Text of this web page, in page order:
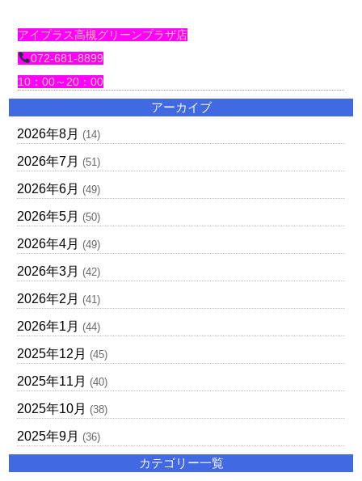
アイプラス高槻グリーンプラザ店
072-681-8899
10：00～20：00
アーカイブ
2026年8月 (14)
2026年7月 (51)
2026年6月 (49)
2026年5月 (50)
2026年4月 (49)
2026年3月 (42)
2026年2月 (41)
2026年1月 (44)
2025年12月 (45)
2025年11月 (40)
2025年10月 (38)
2025年9月 (36)
カテゴリー一覧